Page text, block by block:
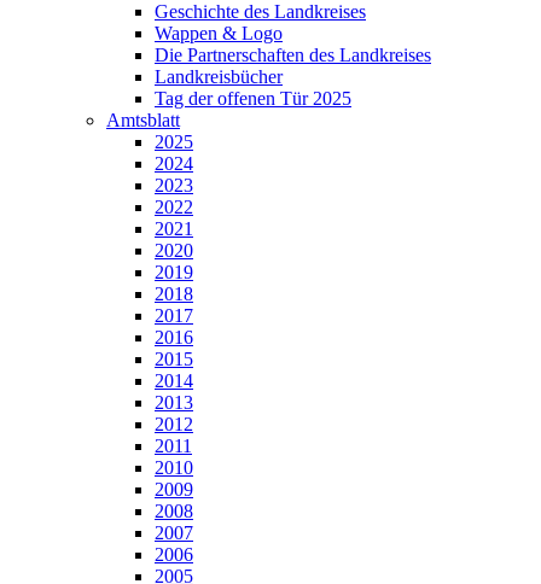
Geschichte des Landkreises
Wappen & Logo
Die Partnerschaften des Landkreises
Landkreisbücher
Tag der offenen Tür 2025
Amtsblatt
2025
2024
2023
2022
2021
2020
2019
2018
2017
2016
2015
2014
2013
2012
2011
2010
2009
2008
2007
2006
2005